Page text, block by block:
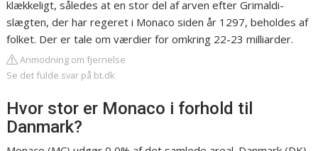
klækkeligt, således at en stor del af arven efter Grimaldi-
slægten, der har regeret i Monaco siden år 1297, beholdes af
folket. Der er tale om værdier for omkring 22-23 milliarder.
Anmodning om fjernelse
Se det fulde svar på bt.dk
Hvor stor er Monaco i forhold til
Danmark?